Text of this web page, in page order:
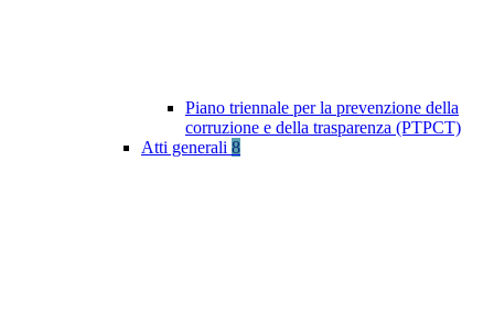
Piano triennale per la prevenzione della
corruzione e della trasparenza (PTPCT)
Atti generali 8